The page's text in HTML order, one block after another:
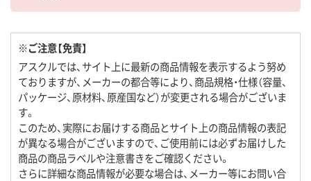
※ご注意【免責】
アスクルでは、サイト上に最新の商品情報を表示するよう努め
ておりますが、メーカーの都合等により、商品規格・仕様（容量、
パッケージ、原材料、原産国など）が変更される場合がございま
す。
このため、実際にお届けする商品とサイト上の商品情報の表記
が異なる場合がございますので、ご使用前には必ずお届けした
商品の商品ラベルや注意書きをご確認ください。
さらに詳細な商品情報が必要な場合は、メーカー等にお問い合